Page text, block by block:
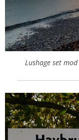
Lushage set mod